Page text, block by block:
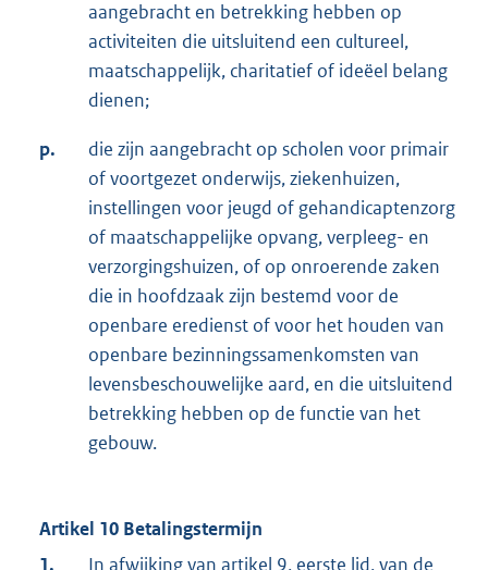
aangebracht en betrekking hebben op
activiteiten die uitsluitend een cultureel,
maatschappelijk, charitatief of ideëel belang
dienen;
p.
die zijn aangebracht op scholen voor primair
of voortgezet onderwijs, ziekenhuizen,
instellingen voor jeugd of gehandicaptenzorg
of maatschappelijke opvang, verpleeg- en
verzorgingshuizen, of op onroerende zaken
die in hoofdzaak zijn bestemd voor de
openbare eredienst of voor het houden van
openbare bezinningssamenkomsten van
levensbeschouwelijke aard, en die uitsluitend
betrekking hebben op de functie van het
gebouw.
Artikel 10 Betalingstermijn
1.
In afwijking van artikel 9, eerste lid, van de